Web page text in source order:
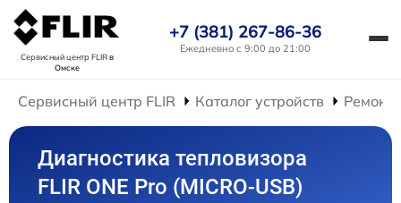
Сервисный центр FLIRв
Омске
+7 (381) 267-86-36
Ежедневно с 9:00 до 21:00
Сервисный центр FLIR Каталог устройств Ремонт
Диагностика тепловизора
FLIR ONE Pro (MICRO-USB)